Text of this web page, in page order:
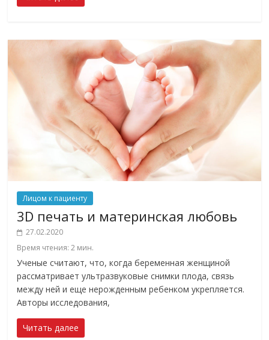
Лицом к пациенту
3D печать и материнская любовь
27.02.2020
Время чтения:2 мин.
Ученые считают, что, когда беременная женщиной
рассматривает ультразвуковые снимки плода, связь
между ней и еще нерожденным ребенком укрепляется.
Авторы исследования,
Читать далее